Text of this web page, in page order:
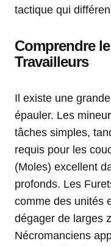
tactique qui
Comprendre
Travailleurs
Il existe une
épauler. Les
tâches simples,
requis pour les
(Moles) excellent
profonds. Les
comme des unités
dégager de larges
Nécromanciens